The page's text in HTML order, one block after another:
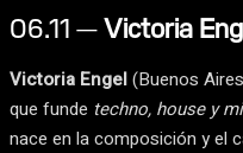
06.11 —Victoria
Victoria Engel(Buenos
que funde techno, house y
nace en la composición y el